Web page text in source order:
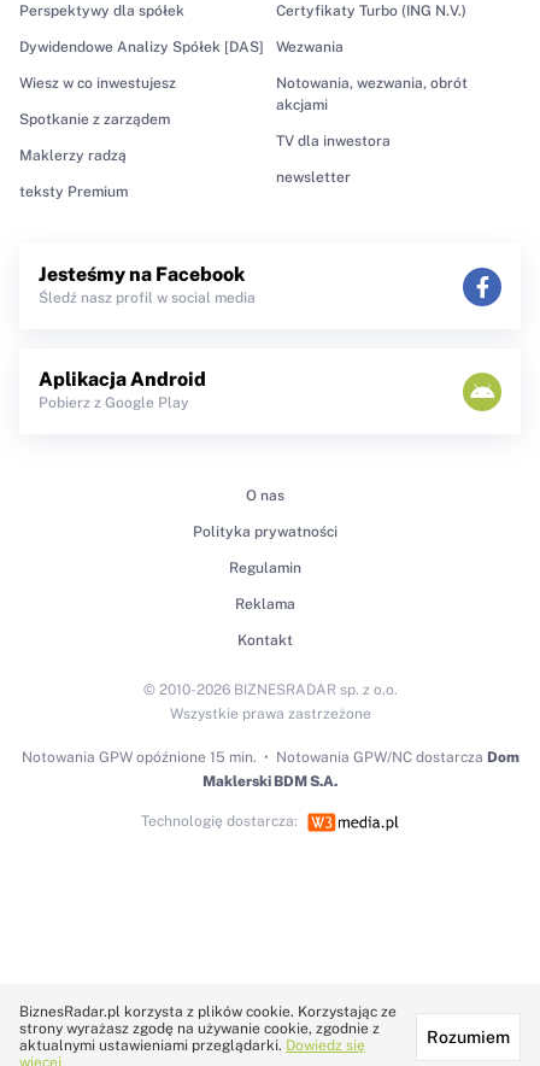
Perspektywy dla spółek
Dywidendowe Analizy Spółek [DAS]
Wiesz w co inwestujesz
Spotkanie z zarządem
Maklerzy radzą
teksty Premium
Certyfikaty Turbo (ING N.V.)
Wezwania
Notowania, wezwania, obrót
akcjami
TV dla inwestora
newsletter
Jesteśmy na Facebook
Śledź nasz profil w social media
Aplikacja Android
Pobierz z Google Play
O nas
Polityka prywatności
Regulamin
Reklama
Kontakt
Notowania GPWopóźnione 15 min. Notowania GPW/NC dostarcza Dom
Maklerski BDM S.A.
© 2010-2026 BIZNESRADAR sp. z o.o.
Wszystkie prawa zastrzeżone
Technologię dostarcza:
BiznesRadar.pl korzysta z plików cookie. Korzystając ze
strony wyrażasz zgodę na używanie cookie, zgodnie z
aktualnymi ustawieniami przeglądarki. Dowiedz się
więcej
Rozumiem